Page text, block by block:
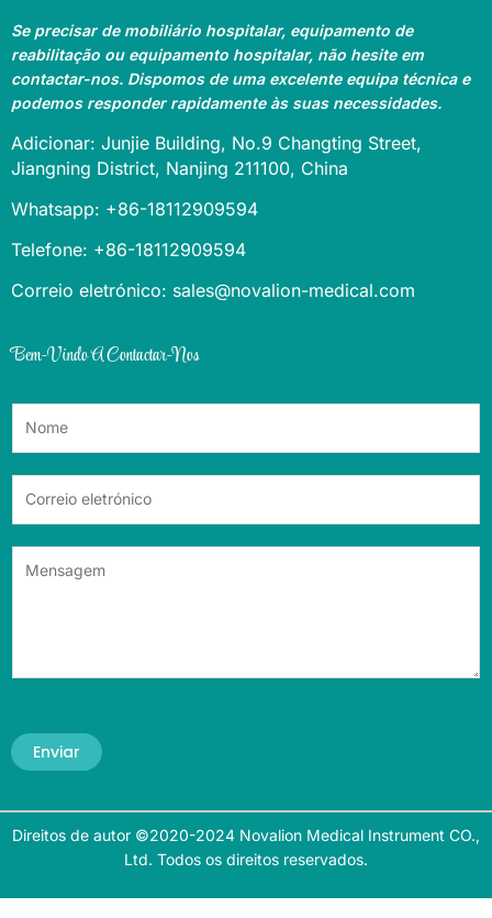
Se precisar de mobiliário hospitalar, equipamento de
reabilitação ou equipamento hospitalar, não hesite em
contactar-nos. Dispomos de uma excelente equipa técnica e
podemos responder rapidamente às suas necessidades.
Adicionar: Junjie Building, No.9 Changting Street,
Jiangning District, Nanjing 211100, China
Whatsapp: +86-18112909594
Telefone: +86-18112909594
Correio eletrónico: sales@novalion-medical.com
Bem-Vindo A Contactar-Nos
Enviar
Direitos de autor ©2020-2024 Novalion Medical Instrument CO.,
Ltd. Todos os direitos reservados.